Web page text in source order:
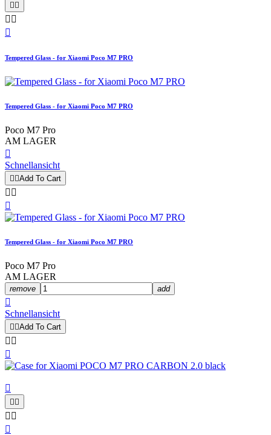
 
 

Tempered Glass - for Xiaomi Poco M7 PRO
Tempered Glass - for Xiaomi Poco M7 PRO
Poco M7 Pro
AM LAGER

Schnellansicht
 Add To Cart
 

Tempered Glass - for Xiaomi Poco M7 PRO
Poco M7 Pro
AM LAGER
remove add

Schnellansicht
 Add To Cart
 


 
 
